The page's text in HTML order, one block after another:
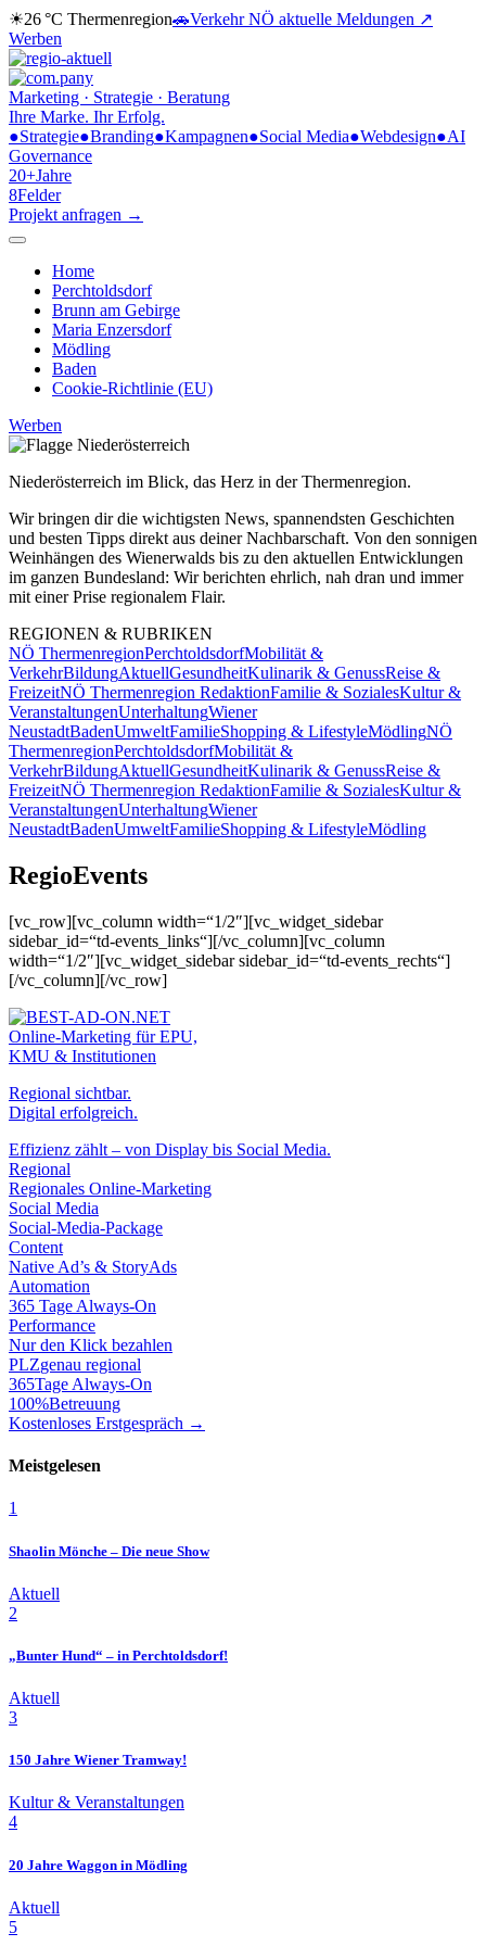
☀26 °C Thermenregion🚗Verkehr NÖ aktuelle Meldungen ↗
Werben
Marketing · Strategie · Beratung
Ihre Marke. Ihr Erfolg.
●Strategie●Branding●Kampagnen●Social Media●Webdesign●AI
Governance
20+Jahre
8Felder
Projekt anfragen →
Home
Perchtoldsdorf
Brunn am Gebirge
Maria Enzersdorf
Mödling
Baden
Cookie-Richtlinie (EU)
Werben
Niederösterreich im Blick, das Herz in der Thermenregion.
Wir bringen dir die wichtigsten News, spannendsten Geschichten
und besten Tipps direkt aus deiner Nachbarschaft. Von den sonnigen
Weinhängen des Wienerwalds bis zu den aktuellen Entwicklungen
im ganzen Bundesland: Wir berichten ehrlich, nah dran und immer
mit einer Prise regionalem Flair.
REGIONEN & RUBRIKEN
NÖ ThermenregionPerchtoldsdorfMobilität &
VerkehrBildungAktuellGesundheitKulinarik & GenussReise &
FreizeitNÖ Thermenregion RedaktionFamilie & SozialesKultur &
VeranstaltungenUnterhaltungWiener
NeustadtBadenUmweltFamilieShopping & LifestyleMödlingNÖ
ThermenregionPerchtoldsdorfMobilität &
VerkehrBildungAktuellGesundheitKulinarik & GenussReise &
FreizeitNÖ Thermenregion RedaktionFamilie & SozialesKultur &
VeranstaltungenUnterhaltungWiener
NeustadtBadenUmweltFamilieShopping & LifestyleMödling
RegioEvents
[vc_row][vc_column width=“1/2″][vc_widget_sidebar
sidebar_id=“td-events_links“][/vc_column][vc_column
width=“1/2″][vc_widget_sidebar sidebar_id=“td-events_rechts“]
[/vc_column][/vc_row]
Online-Marketing für EPU,
KMU & Institutionen
Regional sichtbar.
Digital erfolgreich.
Effizienz zählt – von Display bis Social Media.
Regional
Regionales Online-Marketing
Social Media
Social-Media-Package
Content
Native Ad’s & StoryAds
Automation
365 Tage Always-On
Performance
Nur den Klick bezahlen
PLZgenau regional
365Tage Always-On
100%Betreuung
Kostenloses Erstgespräch →
Meistgelesen
1
Shaolin Mönche – Die neue Show
Aktuell
2
„Bunter Hund“ – in Perchtoldsdorf!
Aktuell
3
150 Jahre Wiener Tramway!
Kultur & Veranstaltungen
4
20 Jahre Waggon in Mödling
Aktuell
5